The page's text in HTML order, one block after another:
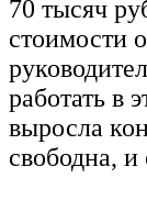
70 тысяч
стоимости
работать в
выросла
свободна,